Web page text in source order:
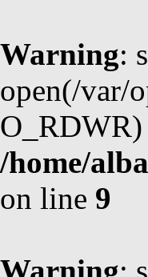
Warning:
open(/var/
/home/
on line 9